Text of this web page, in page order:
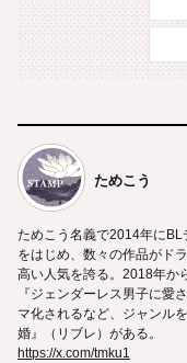
ためこう
ためこう名義で2014年にBL
をはじめ、数々の作品がド
高い人気を誇る。2018年か
『ジェンダーレス男子に愛
マ化されるなど、ジャンル
婚』（リブレ）がある。
https://x.com/tmku1